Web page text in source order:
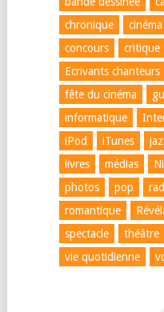
chronique
cinéma
concours
critique
Ecrivants chanteurs
fête du cinéma
informatique
iPod
iTunes
livres
médias
photos
pop
romantique
spectacle
théâtre
vie quotidienne